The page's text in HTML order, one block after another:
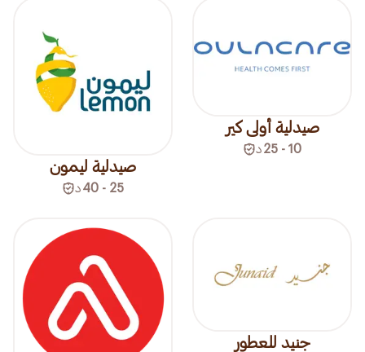
صيدلية أولى كير
10 - 25 د
صيدلية ليمون
25 - 40 د
جنيد للعطور